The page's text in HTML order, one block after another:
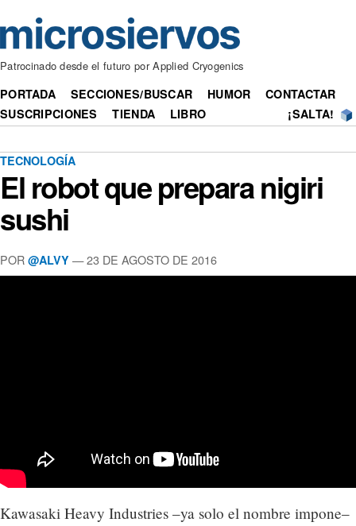
Patrocinado desde el futuro por Applied Cryogenics
PORTADA SECCIONES/BUSCAR HUMOR
CONTACTAR
SUSCRIPCIONES
TIENDA LIBRO ¡SALTA!
TECNOLOGÍA
El robot que prepara nigiri
sushi
POR @ALVY — 23 DE AGOSTO DE 2016
Kawasaki Heavy Industries –ya solo el nombre impone–